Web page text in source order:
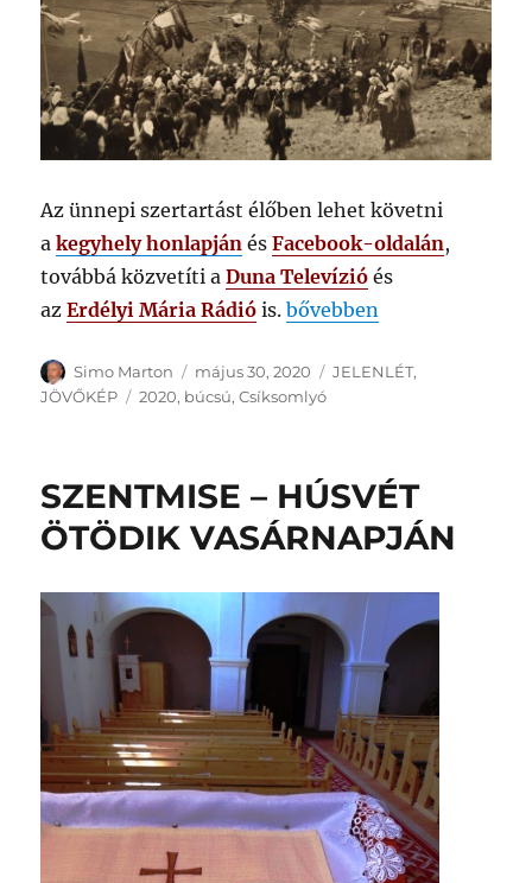
Az ünnepi szertartást élőben lehet követni
akegyhely honlapján ésFacebook-oldalán,
továbbá közvetíti aDuna Televízió és
azErdélyi Mária Rádió is.„KÖVESSE ÉLŐBEN A
bővebben
Szerző
Simo Marton Közzétéve
május 30, 2020 Kategória
JELENLÉT,
JÖVŐKÉP
Címke
2020, búcsú,Csíksomlyó
SZENTMISE – HÚSVÉT
ÖTÖDIK VASÁRNAPJÁN